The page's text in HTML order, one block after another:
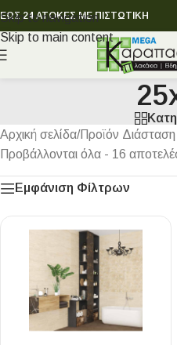
Skip to navigation
Skip to main content
ΕΩΣ 24 ΑΤΟΚΕΣ ΜΕ ΠΙΣΤΩΤΙΚΗ
Αρχική σελίδα/Προϊόν Διάσταση
Προβάλλονται όλα - 16
Εμφάνιση Φίλτρων